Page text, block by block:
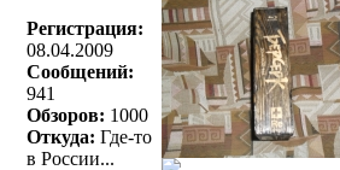
Регистрация:
08.04.2009
Сообщений:
941
Обзоров: 1000
Откуда: Где-то
в России...